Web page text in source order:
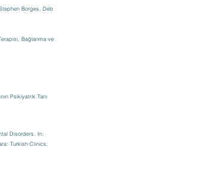
Borges, Deb
Bağlanma ve
Psikiyatrik Tanı
Disorders. In:
Turkish Clinics;